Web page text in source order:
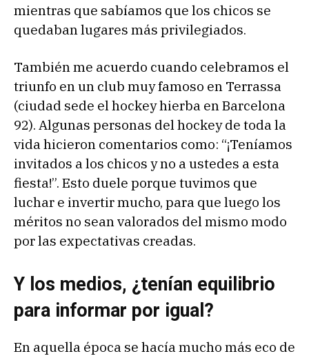
mientras que sabíamos que los chicos se
quedaban lugares más privilegiados.
También me acuerdo cuando celebramos el
triunfo en un club muy famoso en Terrassa
(ciudad sede el hockey hierba en Barcelona
92). Algunas personas del hockey de toda la
vida hicieron comentarios como: “¡Teníamos
invitados a los chicos y no a ustedes a esta
fiesta!”. Esto duele porque tuvimos que
luchar e invertir mucho, para que luego los
méritos no sean valorados del mismo modo
por las expectativas creadas.
Y los medios, ¿tenían equilibrio
para informar por igual?
En aquella época se hacía mucho más eco de